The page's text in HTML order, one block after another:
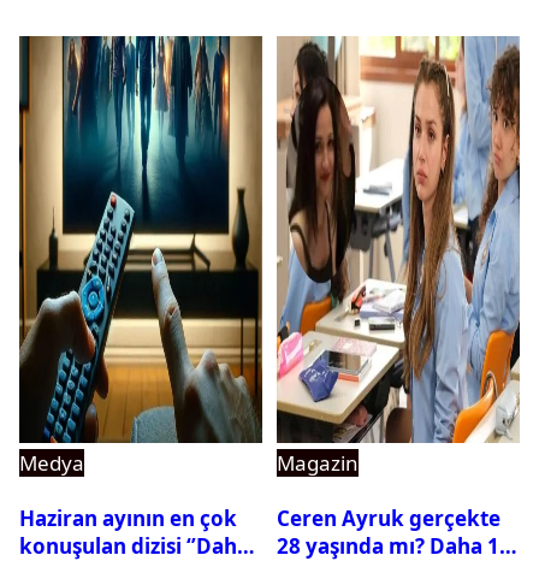
Medya
Haziran ayının en çok
konuşulan dizisi ‘’Daha
Magazin
Ceren Ayruk gerçekte
28 yaşında mı? Daha 17